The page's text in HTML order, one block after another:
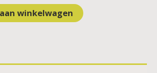
winkelwagen